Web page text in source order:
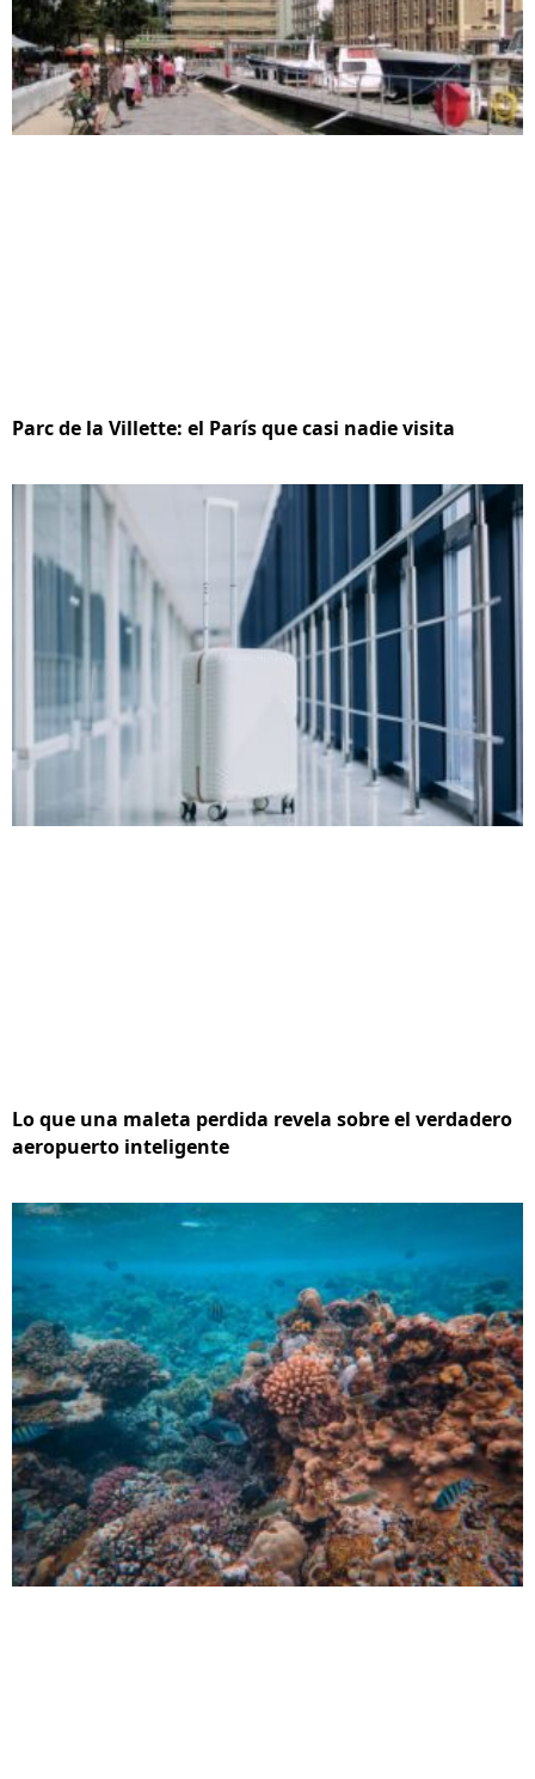
Parc de la Villette: el París que casi nadie visita
Lo que una maleta perdida revela sobre el verdadero
aeropuerto inteligente